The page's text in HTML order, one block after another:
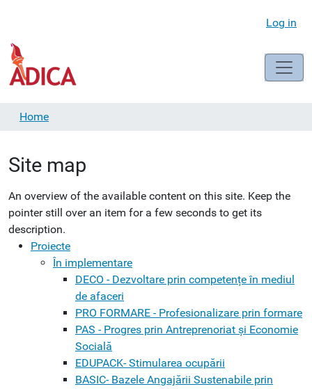
Log in
Home
Site map
An overview of the available content on this site. Keep the
pointer still over an item for a few seconds to get its
description.
Proiecte
În implementare
DECO - Dezvoltare prin competențe în mediul
de afaceri
PRO FORMARE - Profesionalizare prin formare
PAS - Progres prin Antreprenoriat și Economie
Socială
EDUPACK- Stimularea ocupării
BASIC- Bazele Angajării Sustenabile prin